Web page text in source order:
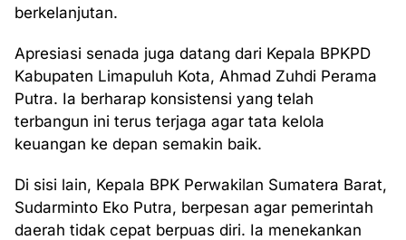
berkelanjutan.
Apresiasi senada juga datang dari Kepala BPKPD
Kabupaten Limapuluh Kota, Ahmad Zuhdi Perama
Putra. Ia berharap konsistensi yang telah
terbangun ini terus terjaga agar tata kelola
keuangan ke depan semakin baik.
Di sisi lain, Kepala BPK Perwakilan Sumatera Barat,
Sudarminto Eko Putra, berpesan agar pemerintah
daerah tidak cepat berpuas diri. Ia menekankan